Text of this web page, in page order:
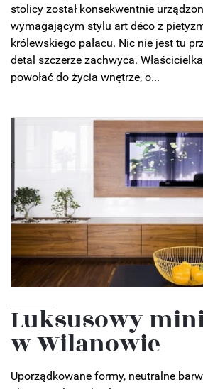
stolicy został konsekwentnie
wymagającym stylu art déco z
królewskiego pałacu. Nic nie jest tu
detal szczerze zachwyca.
powołać do życia wnętrze, o...
Luksusowy
w Wilanowie
Uporządkowane formy, neutralne